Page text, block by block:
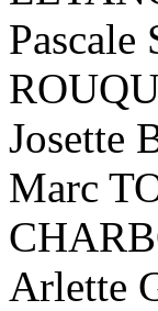
Josette
Marc
Arlette